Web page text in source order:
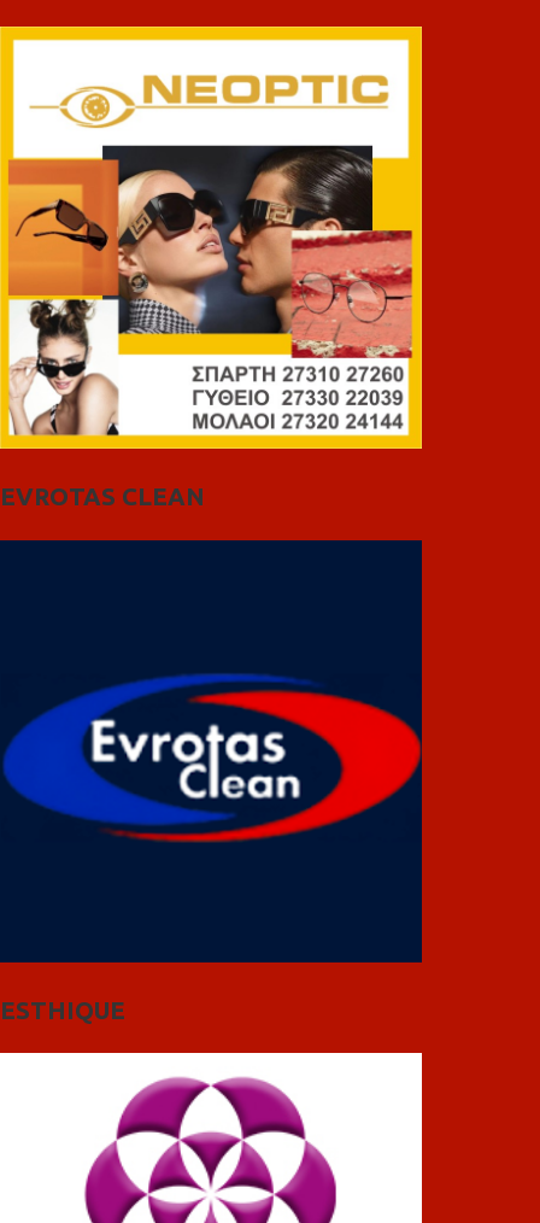
EVROTAS CLEAN
ESTHIQUE